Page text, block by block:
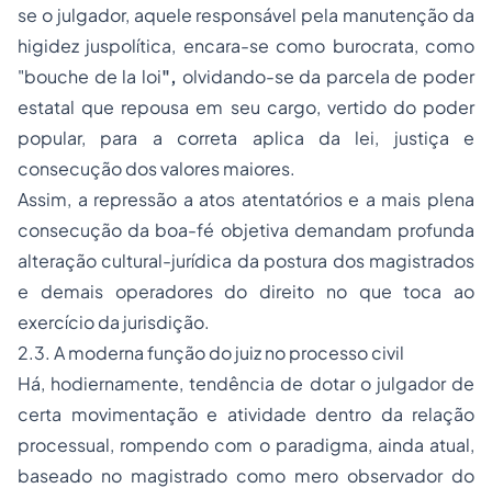
se o julgador, aquele responsável pela manutenção da
higidez juspolítica, encara-se como burocrata, como
"bouche de la loi", olvidando-se da parcela de poder
estatal que repousa em seu cargo, vertido do poder
popular, para a correta aplica da lei, justiça e
consecução dos valores maiores.
Assim, a repressão a atos atentatórios e a mais plena
consecução da boa-fé objetiva demandam profunda
alteração cultural-jurídica da postura dos magistrados
e demais operadores do direito no que toca ao
exercício da jurisdição.
2.3. A moderna função do juiz no processo civil
Há, hodiernamente, tendência de dotar o julgador de
certa movimentação e atividade dentro da relação
processual, rompendo com o paradigma, ainda atual,
baseado no magistrado como mero observador do